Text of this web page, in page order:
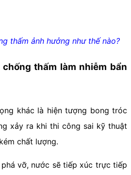
thấm ảnh hưởng như thế nào?
thấm làm nhiễm bẩn
khác là hiện tượng bong tróc
xảy ra khi thi công sai kỹ thuật
chất lượng.
vỡ, nước sẽ tiếp xúc trực tiếp